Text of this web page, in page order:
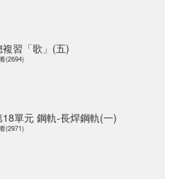
複習「歌」(五)
(2694)
18單元 鋼軌-長焊鋼軌(一)
(2971)